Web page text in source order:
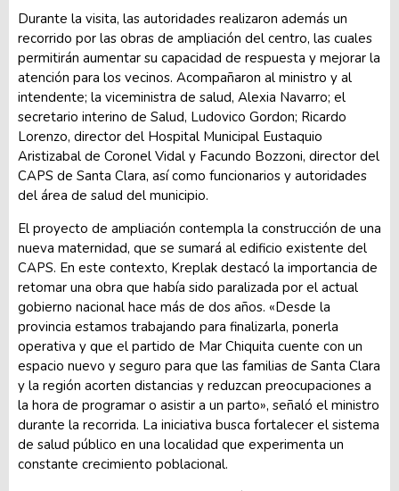
Durante la visita, las autoridades realizaron además un
recorrido por las obras de ampliación del centro, las cuales
permitirán aumentar su capacidad de respuesta y mejorar la
atención para los vecinos. Acompañaron al ministro y al
intendente; la viceministra de salud, Alexia Navarro; el
secretario interino de Salud, Ludovico Gordon; Ricardo
Lorenzo, director del Hospital Municipal Eustaquio
Aristizabal de Coronel Vidal y Facundo Bozzoni, director del
CAPS de Santa Clara, así como funcionarios y autoridades
del área de salud del municipio.
El proyecto de ampliación contempla la construcción de una
nueva maternidad, que se sumará al edificio existente del
CAPS. En este contexto, Kreplak destacó la importancia de
retomar una obra que había sido paralizada por el actual
gobierno nacional hace más de dos años. «Desde la
provincia estamos trabajando para finalizarla, ponerla
operativa y que el partido de Mar Chiquita cuente con un
espacio nuevo y seguro para que las familias de Santa Clara
y la región acorten distancias y reduzcan preocupaciones a
la hora de programar o asistir a un parto», señaló el ministro
durante la recorrida. La iniciativa busca fortalecer el sistema
de salud público en una localidad que experimenta un
constante crecimiento poblacional.